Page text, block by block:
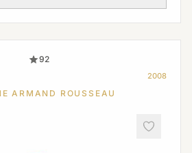
92
2008
ARMAND ROUSSEAU